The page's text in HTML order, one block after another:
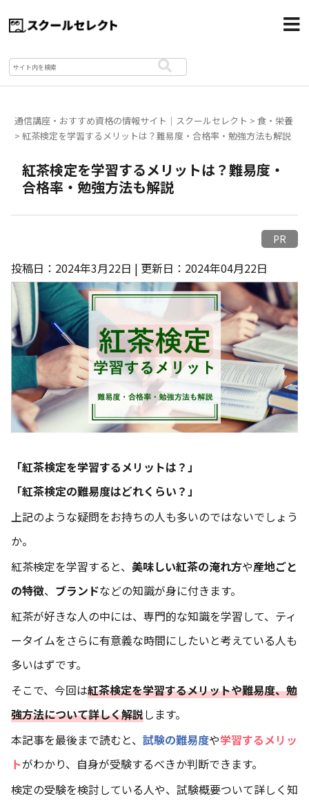
通信講座・おすすめ資格の情報サイト｜スクールセレクト >食・栄養
>紅茶検定を学習するメリットは？難易度・合格率・勉強方法も解説
紅茶検定を学習するメリットは？難易度・
合格率・勉強方法も解説
PR
投稿日：2024年3月22日 | 更新日：2024年04月22日
「紅茶検定を学習するメリットは？」
「紅茶検定の難易度はどれくらい？」
上記のような疑問をお持ちの人も多いのではないでしょう
か。
紅茶検定を学習すると、 美味しい紅茶の淹れ方や産地ごと
の特徴、 ブランドなどの知識が身に付きます。
紅茶が好きな人の中には、専門的な知識を学習して、ティ
ータイムをさらに有意義な時間にしたいと考えている人も
多いはずです。
そこで、今回は紅茶検定を学習するメリットや難易度、勉
強方法について詳しく解説します。
本記事を最後まで読むと、 試験の難易度や学習するメリッ
トがわかり、自身が受験するべきか判断できます。
検定の受験を検討している人や、試験概要ついて詳しく知